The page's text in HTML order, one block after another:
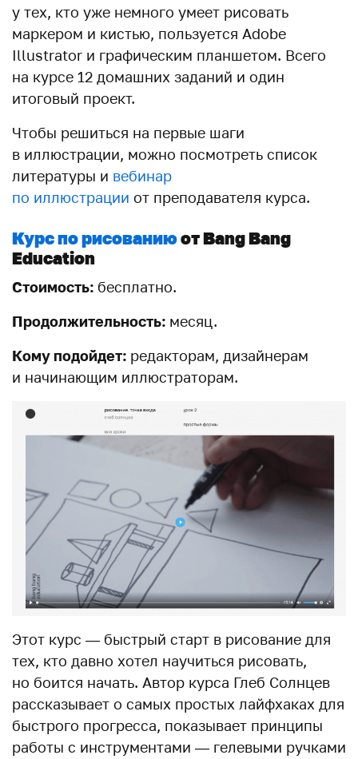
у тех, кто уже немного умеет рисовать
маркером и кистью, пользуется Adobe
Illustrator и графическим планшетом. Всего
на курсе 12 домашних заданий и один
итоговый проект.
Чтобы решиться на первые шаги
в иллюстрации, можно посмотреть список
литературы и вебинар
по иллюстрации от преподавателя курса.
Курс по рисованиюот Bang Bang
Education
Стоимость: бесплатно.
Продолжительность: месяц.
Кому подойдет: редакторам, дизайнерам
и начинающим иллюстраторам.
Этот курс — быстрый старт в рисование для
тех, кто давно хотел научиться рисовать,
но боится начать. Автор курса Глеб Солнцев
рассказывает о самых простых лайфхаках для
быстрого прогресса, показывает принципы
работы с инструментами — гелевыми ручками